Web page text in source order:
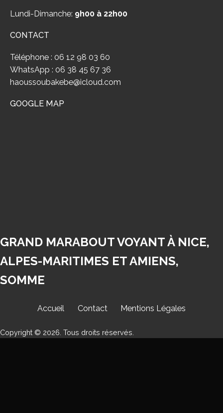
Lundi-Dimanche: 9h00 à 22h00
CONTACT
Téléphone : 06 12 98 03 60
WhatsApp : 06 38 45 67 36
haoussoubakebe@icloud.com
GOOGLE MAP
GRAND MARABOUT VOYANT À NICE,
ALPES-MARITIMES ET AMIENS,
SOMME
Accueil Contact Mentions Légales
Copyright © 2026. Tous droits réservés.